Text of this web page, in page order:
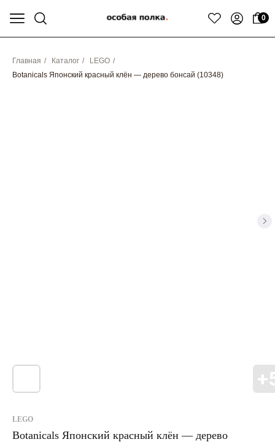
0
Главная / Каталог / LEGO /
Botanicals Японский красный клён — дерево бонсай (10348)
Botanicals Японский красный клён — дерево
LEGO